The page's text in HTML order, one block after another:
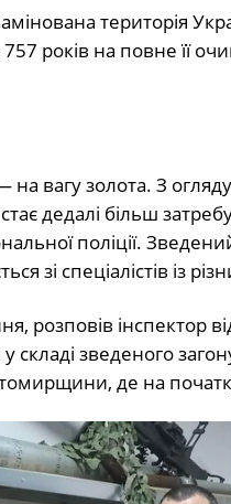
територія
років на повне її
на вагу золота. З
дедалі більш
поліції.
зі спеціалістів із
розповів інспектор
складі зведеного
де на